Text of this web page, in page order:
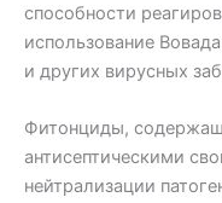
способности
использование
и других вирусных
Фитонциды,
антисептическими
нейтрализации